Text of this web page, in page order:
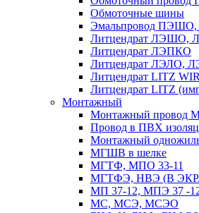
Обмоточные шины
Эмальпровод
Литцендрат ЛЭШО,
Литцендрат ЛЭПКО
Литцендрат ЛЭЛО,
Литцендрат LITZ
Литцендрат LITZ
Монтажный
Монтажный
Провод в ПВХ
Монтажный
МГШВ в шелке
МГТФ, МПО 33-11
МГТФЭ, НВЭ (В
МП 37-12, МПЭ 37 -
МС, МСЭ, МСЭО